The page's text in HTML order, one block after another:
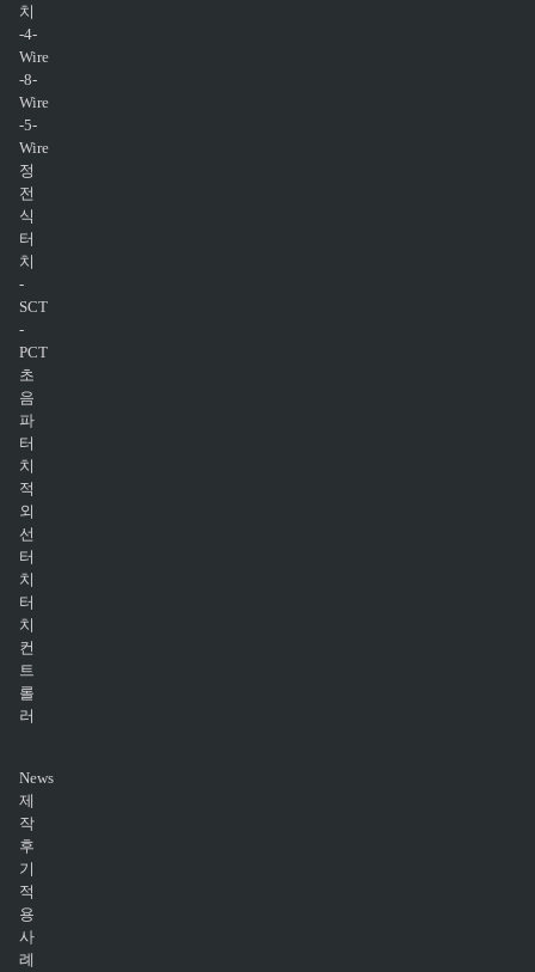
치
-4-
Wire
-8-
Wire
-5-
Wire
정
전
식
터
치
-
SCT
-
PCT
초
음
파
터
치
적
외
선
터
치
터
치
컨
트
롤
러
News
제
작
후
기
적
용
사
례